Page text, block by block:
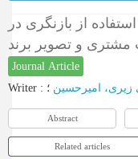
استفاده از بازنگری در
و تصویر برند
Journal Article
Writer : زیری، امیرحسین ؛
Abstract
Related articles